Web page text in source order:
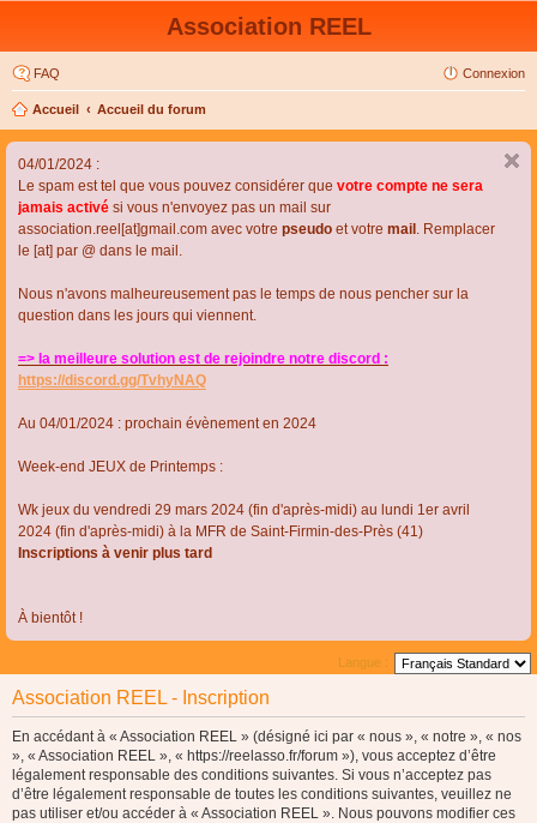
Association REEL
FAQ Connexion
Accueil Accueil du forum
04/01/2024 :
Le spam est tel que vous pouvez considérer que votre compte ne sera
jamais activé si vous n'envoyez pas un mail sur
association.reel[at]gmail.com avec votre pseudo et votre mail . Remplacer
le [at] par @ dans le mail.
Nous n'avons malheureusement pas le temps de nous pencher sur la
question dans les jours qui viennent.
=> la meilleure solution est de rejoindre notre discord :
https://discord.gg/TvhyNAQ
Au 04/01/2024 : prochain évènement en 2024
Week-end JEUX de Printemps :
Wk jeux du vendredi 29 mars 2024 (fin d'après-midi) au lundi 1er avril
2024 (fin d'après-midi) à la MFR de Saint-Firmin-des-Près (41)
Inscriptions à venir plus tard
À bientôt !
Langue :
Association REEL - Inscription
En accédant à « Association REEL » (désigné ici par « nous », « notre », « nos
», « Association REEL », « https://reelasso.fr/forum »), vous acceptez d’être
légalement responsable des conditions suivantes. Si vous n’acceptez pas
d’être légalement responsable de toutes les conditions suivantes, veuillez ne
pas utiliser et/ou accéder à « Association REEL ». Nous pouvons modifier ces